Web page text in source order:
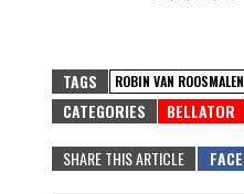
TAGS ROBIN VAN ROOSMALEN
CATEGORIES BELLATOR
SHARE THIS ARTICLE